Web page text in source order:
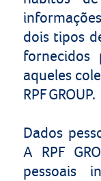
dois tipos
aqueles
RPF GROUP.
Dados
A RPF
pessoais